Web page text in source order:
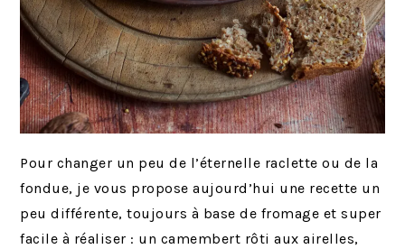
Pour changer un peu de l’éternelle raclette ou de la
fondue, je vous propose aujourd’hui une recette un
peu différente, toujours à base de fromage et super
facile à réaliser : un camembert rôti aux airelles,